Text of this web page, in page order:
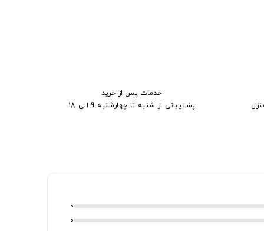
خدمات پس از خرید
پشتیبانی از شنبه تا چهارشنبه 9 الی 18
0
0